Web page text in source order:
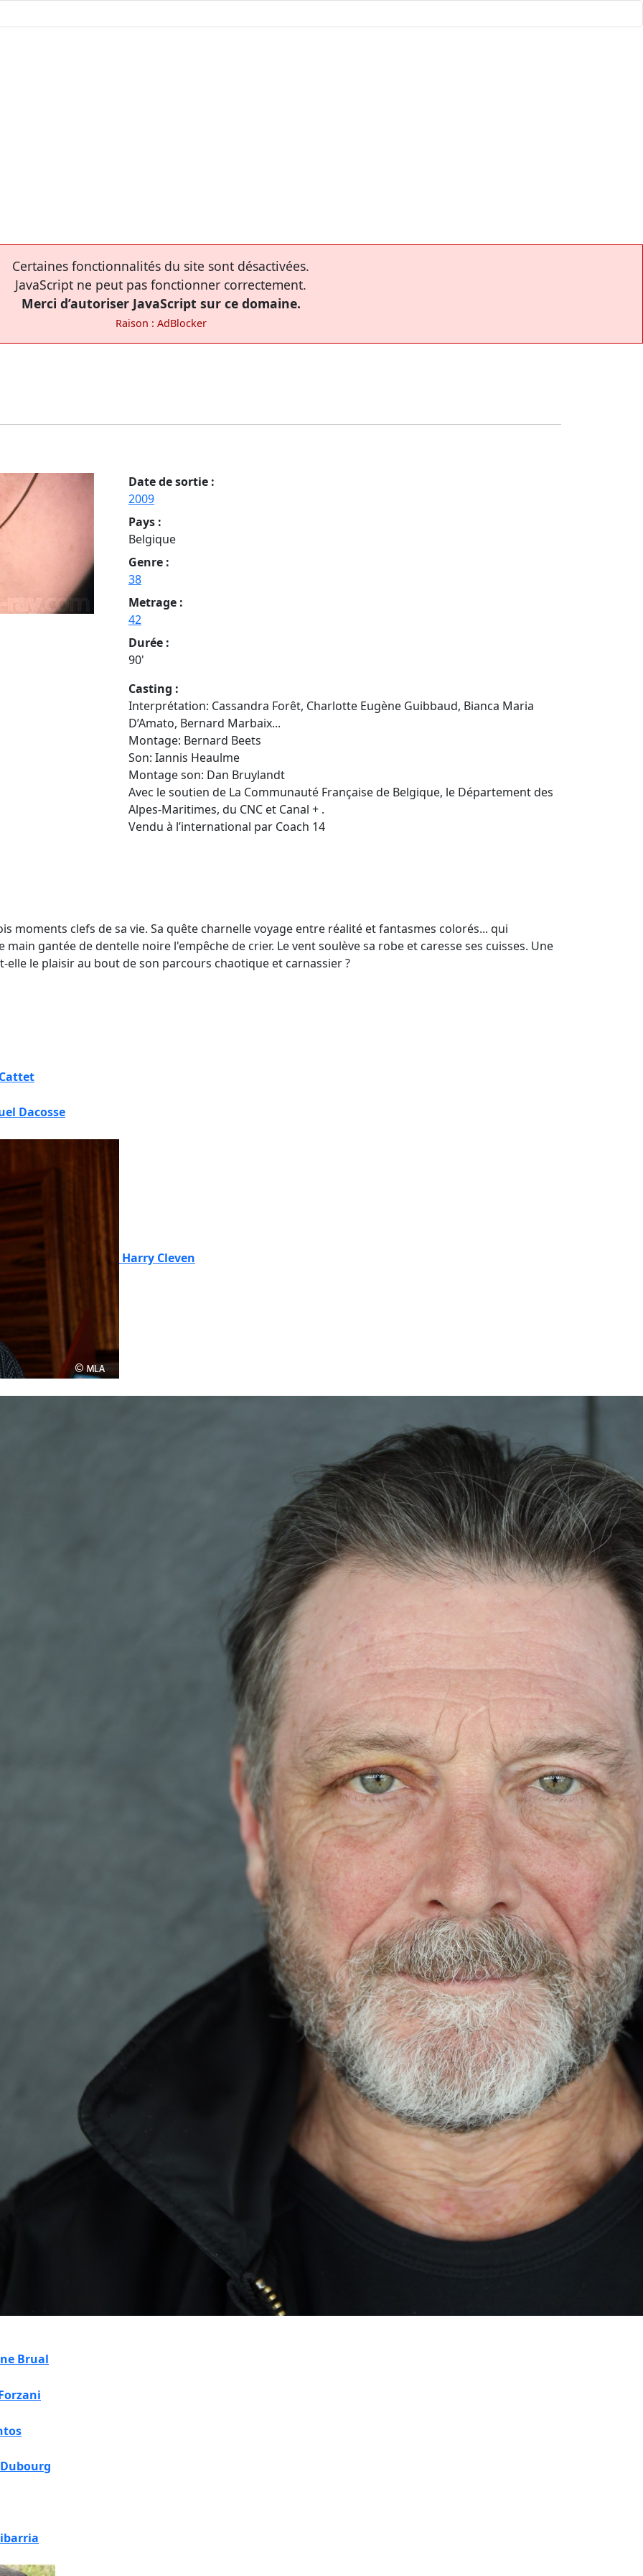
Certaines fonctionnalités du site sont désactivées.
JavaScript ne peut pas fonctionner correctement.
Merci d’autoriser JavaScript sur ce domaine.
Raison : AdBlocker
Date de sortie :
2009
Pays :
Belgique
Genre :
38
Metrage :
42
Durée :
90'
Casting :
Interprétation: Cassandra Forêt, Charlotte Eugène Guibbaud, Bianca Maria
D’Amato, Bernard Marbaix...
Montage: Bernard Beets
Son: Iannis Heaulme
Montage son: Dan Bruylandt
Avec le soutien de La Communauté Française de Belgique, le Département des
Alpes-Maritimes, du CNC et Canal + .
Vendu à l’international par Coach 14
moments clefs de sa vie. Sa quête charnelle voyage entre réalité et fantasmes colorés... qui
gantée de dentelle noire l'empêche de crier. Le vent soulève sa robe et caresse ses cuisses. Une
le plaisir au bout de son parcours chaotique et carnassier ?
Dacosse
Harry Cleven
Brual